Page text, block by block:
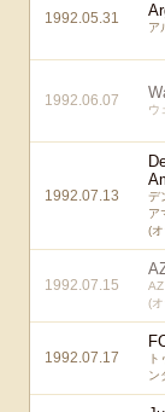
1992.05.31
ア
1992.06.07
ウ
1992.07.13
デ
ア
(
1992.07.15
(
1992.07.17
ト
ン